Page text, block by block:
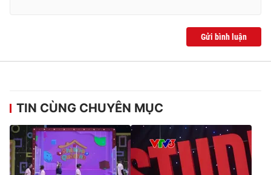
Gửi bình luận
TIN CÙNG CHUYÊN MỤC